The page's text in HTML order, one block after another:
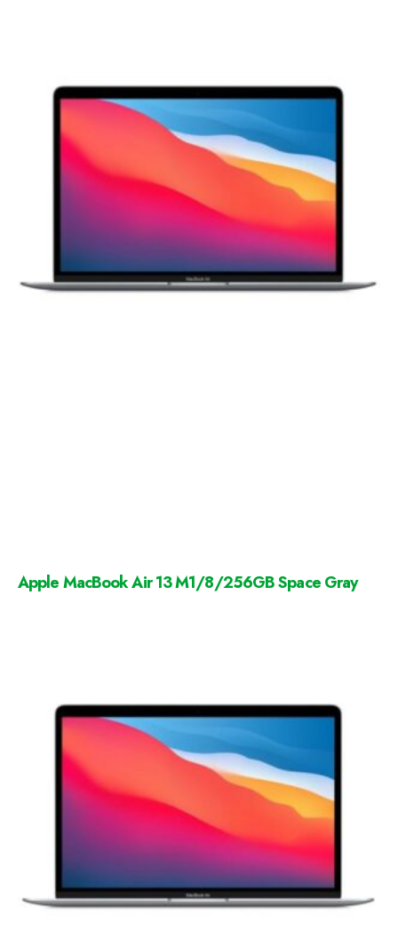
Apple MacBook Air 13 M1/8/256GB Space Gray